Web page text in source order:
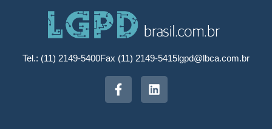
Tel.: (11) 2149-5400Fax (11) 2149-5415lgpd@lbca.com.br